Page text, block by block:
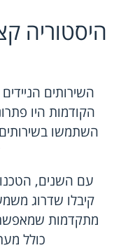
היסטוריה
השירותים
הקודמות היו
השתמשו
עם השנים,
קיבלו שדרוג
מתקדמות
כולל